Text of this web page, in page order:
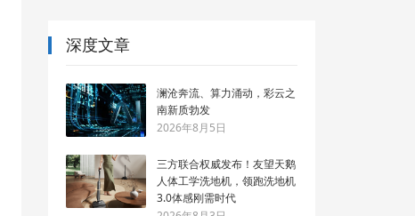
深度文章
澜沧奔流、算力涌动，彩云之
南新质勃发
2026年8月5日
三方联合权威发布！友望天鹅
人体工学洗地机，领跑洗地机
3.0体感刚需时代